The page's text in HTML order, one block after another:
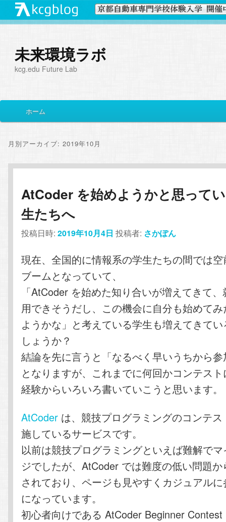
未来環境ラボ
kcg.edu Future Lab
イ
メ
ン
ン
テ
ン
ツ
へ
動
サ
コ
テ
ン
ツ
へ
移
ホーム
月別アーカイブ:2019年10月
AtCoder を始めようかと思って
生たちへ
投稿日時:2019年10月4日 投稿者: さかぽん
現在、全国的に情報系の学生たちの間では
ブームとなっていて、
「AtCoder を始めた知り合いが増えてきて
用できそうだし、この機会に自分も始めて
ようかな」と考えている学生も増えてきて
しょうか？
結論を先に言うと「なるべく早いうちから
となりますが、これまでに何回かコンテス
経験からいろいろ書いていこうと思います。
AtCoder は、競技プログラミングのコンテ
施しているサービスです。
以前は競技プログラミングといえば難解で
ジでしたが、AtCoder では難度の低い問題
されており、ページも見やすくカジュアル
になっています。
初心者向けである AtCoder Beginner